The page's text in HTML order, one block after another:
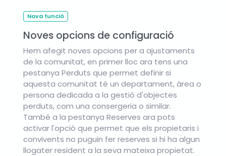
Nova funció
Noves opcions de configuració
Hem afegit noves opcions per a ajustaments
de la comunitat, en primer lloc ara tens una
pestanya Perduts que permet definir si
aquesta comunitat té un departament, àrea o
persona dedicada a la gestió d'objectes
perduts, com una consergeria o similar.
També a la pestanya Reserves ara pots
activar l'opció que permet que els propietaris i
convivents no puguin fer reserves si hi ha algun
llogater resident a la seva mateixa propietat.